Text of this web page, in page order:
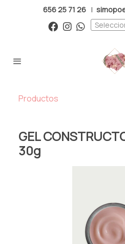
656 25 71 26 |
Productos
GEL
30g